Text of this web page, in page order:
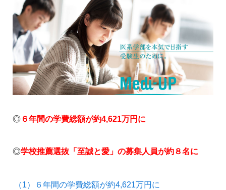
◎ ６年間の学費総額が約4,621万円に
◎学校推薦選抜「至誠と愛」の募集人員が約８名に
（1）６年間の学費総額が約4,621万円に